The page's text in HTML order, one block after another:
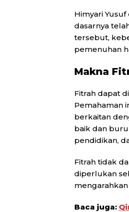
Himyari
dasarnya
tersebut,
pemenuhan
Makna
Fitrah dapat
Pemahaman
berkaitan
baik dan
pendidikan,
Fitrah tidak
diperlukan
Baca juga: